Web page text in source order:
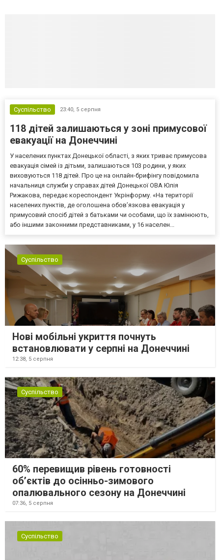
Суспільство 23:40, 5 серпня
118 дітей залишаються у зоні примусової
евакуації на Донеччині
У населених пунктах Донецької області, з яких триває примусова
евакуація сімей із дітьми, залишаються 103 родини, у яких
виховуються 118 дітей. Про це на онлайн-брифінгу повідомила
начальниця служби у справах дітей Донецької ОВА Юлія
Рижакова, передає кореспондент Укрінформу. «На території
населених пунктів, де оголошена обов’язкова евакуація у
примусовий спосіб дітей з батьками чи особами, що їх замінюють,
або іншими законними представниками, у 16 населен...
Суспільство
Нові мобільні укриття почнуть
встановлювати у серпні на Донеччині
12:38, 5 серпня
Суспільство
60% перевищив рівень готовності
об’єктів до осінньо-зимового
опалювального сезону на Донеччині
07:36, 5 серпня
Суспільство